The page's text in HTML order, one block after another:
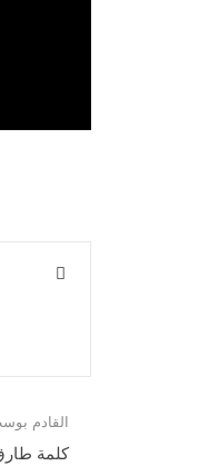
القادم
كلمة